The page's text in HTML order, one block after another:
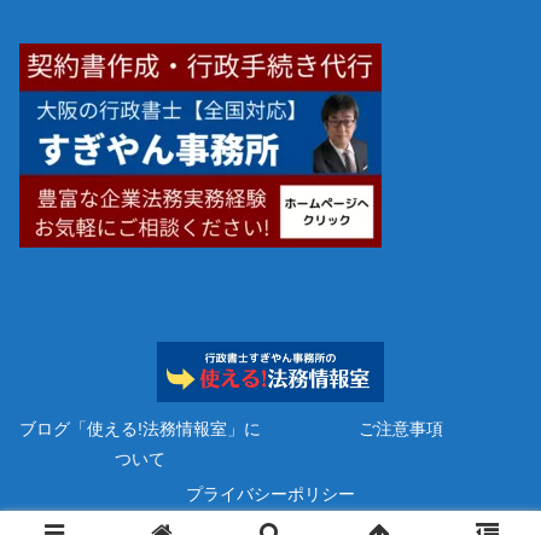
ブログ「使える!法務情報室」に
ついて
ご注意事項
プライバシーポリシー